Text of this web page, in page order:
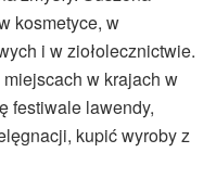
kosmetyce, w
i w ziołolecznictwie.
w krajach w
festiwale lawendy,
kupić wyroby z